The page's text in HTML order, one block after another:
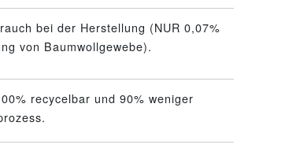
bei der Herstellung (NUR 0,07%
von Baumwollgewebe).
recycelbar und 90% weniger